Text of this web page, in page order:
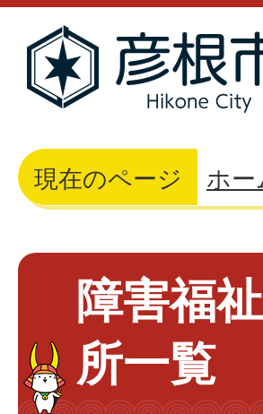
現在のページ ホー
障害福
所一覧